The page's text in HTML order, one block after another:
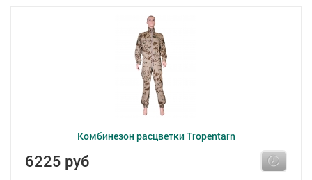
Комбинезон расцветки Tropentarn
6225 руб